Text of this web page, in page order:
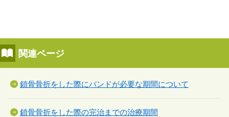
関連ページ
鎖骨骨折をした際にバンドが必要な期間について
鎖骨骨折をした際の完治までの治療期間